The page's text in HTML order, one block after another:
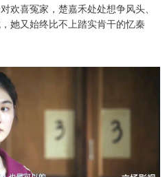
欢喜冤家，楚嘉禾处处想争风头、
她又始终比不上踏实肯干的忆秦